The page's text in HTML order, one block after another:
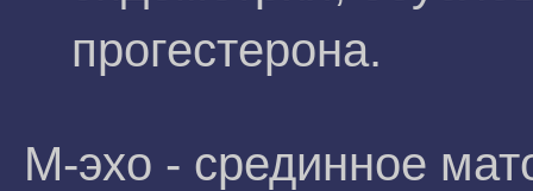
прогестерона.
М-эхо - срединное